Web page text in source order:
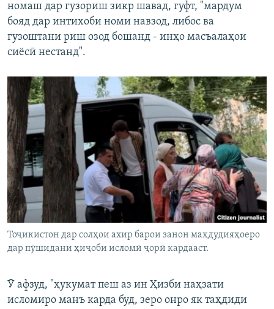
номаш дар гузориш зикр шавад, гуфт, "мардум
бояд дар интихоби номи навзод, либос ва
гузоштани риш озод бошанд - инҳо масъалаҳои
сиёсӣ нестанд".
Тоҷикистон дар солҳои ахир барои занон маҳдудияҳоеро
дар пӯшидани ҳиҷоби исломӣ ҷорӣ кардааст.
Ӯ афзуд, "ҳукумат пеш аз ин Ҳизби наҳзати
исломиро манъ карда буд, зеро онро як таҳдиди